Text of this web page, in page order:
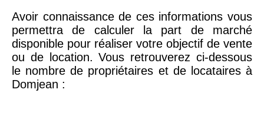
Avoir connaissance de ces informations vous
permettra de calculer la part de marché
disponible pour réaliser votre objectif de vente
ou de location. Vous retrouverez ci-dessous
le nombre de propriétaires et de locataires à
Domjean :